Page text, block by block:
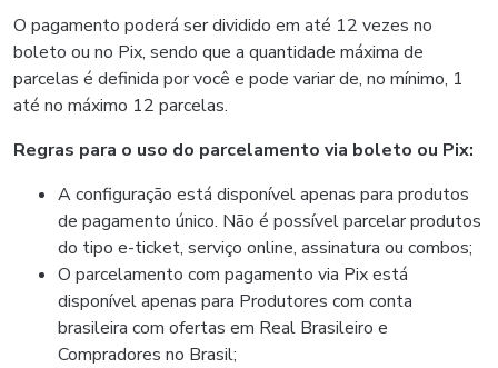
O pagamento poderá ser dividido em até 12 vezes no
boleto ou no Pix, sendo que a quantidade máxima de
parcelas é definida por você e pode variar de, no mínimo, 1
até no máximo 12 parcelas.
Regras para o uso do parcelamento via boleto ou Pix:
A configuração está disponível apenas para produtos
de pagamento único. Não é possível parcelar produtos
do tipo e-ticket, serviço online, assinatura ou combos;
O parcelamento com pagamento via Pix está
disponível apenas para Produtores com conta
brasileira com ofertas em Real Brasileiro e
Compradores no Brasil;